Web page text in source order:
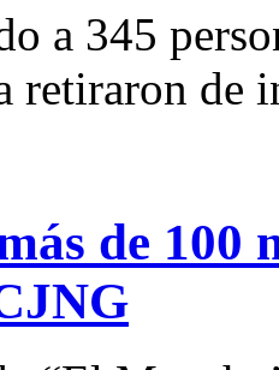
a 345
retiraron de
de 100